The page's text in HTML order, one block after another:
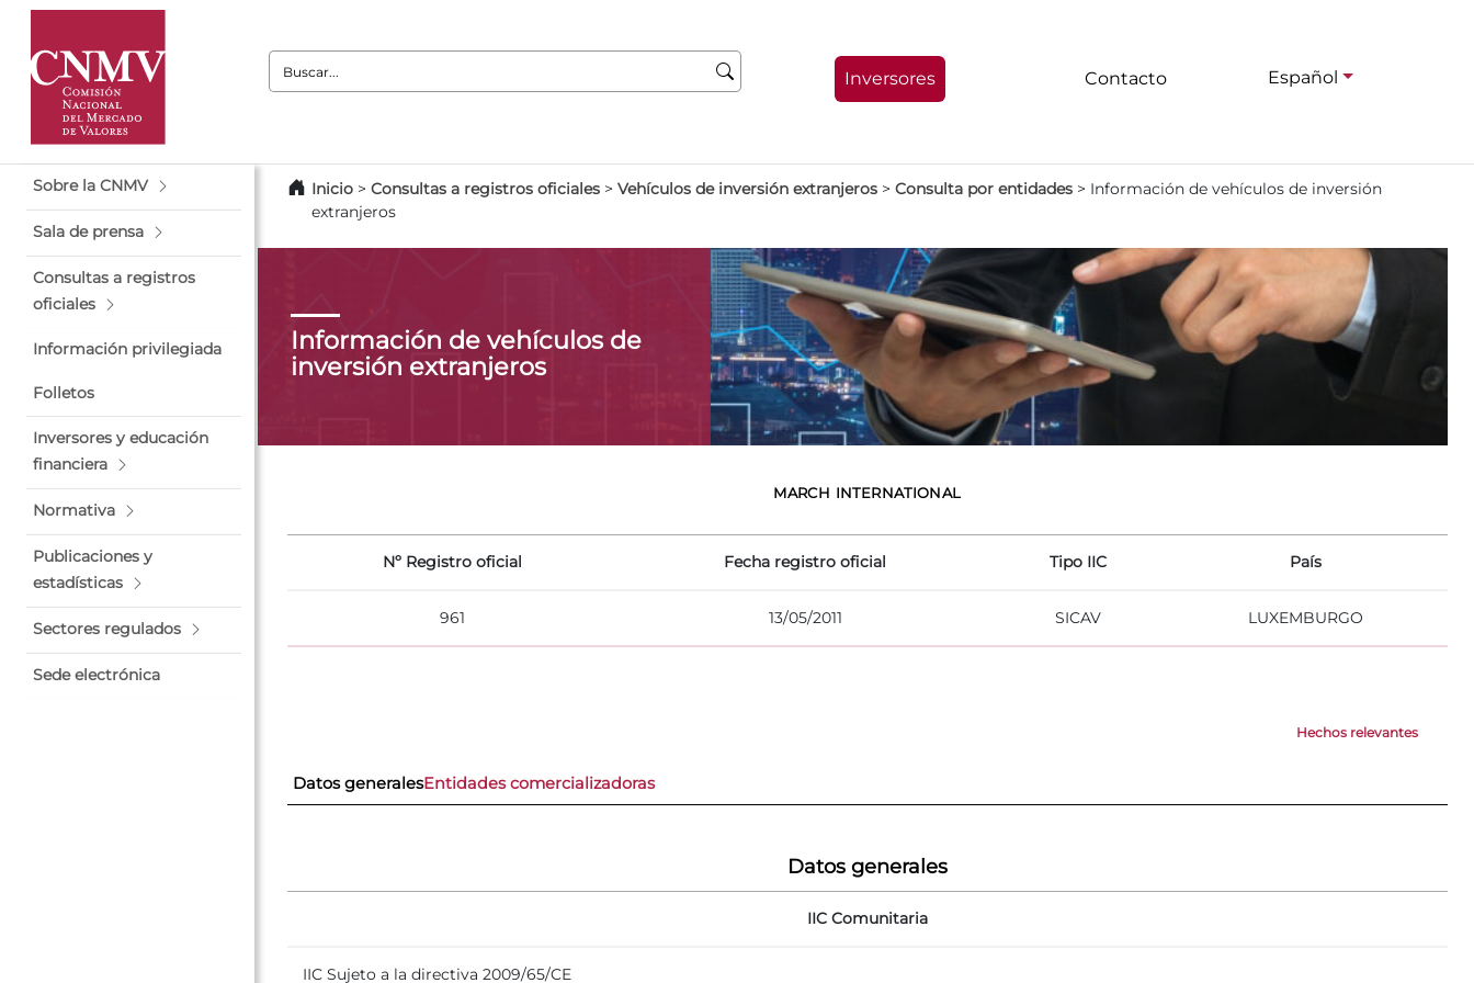
Buscar:
Inversores Contacto Español
Sobre la CNMV
Sala de prensa
Consultas a registros
oficiales
Información privilegiada
Folletos
Inversores y educación
financiera
Normativa
Publicaciones y
estadísticas
Sectores regulados
Sede electrónica
Inicio > Consultas a registros oficiales > Vehículos de inversión extranjeros > Consulta por entidades > Información de vehículos de inversión
extranjeros
Información de vehículos de
inversión extranjeros
MARCH INTERNATIONAL
Nº Registro oficial Fecha registro oficial Tipo IIC País
961 13/05/2011 SICAV LUXEMBURGO
Hechos relevantes
Datos generalesEntidades comercializadoras
Datos generales
IIC Comunitaria
IIC Sujeto a la directiva 2009/65/CE